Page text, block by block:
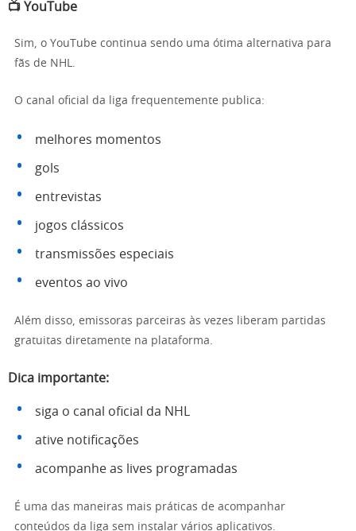
📺 YouTube
Sim, o YouTube continua sendo uma ótima alternativa para
fãs de NHL.
O canal oficial da liga frequentemente publica:
melhores momentos
gols
entrevistas
jogos clássicos
transmissões especiais
eventos ao vivo
Além disso, emissoras parceiras às vezes liberam partidas
gratuitas diretamente na plataforma.
Dica importante:
siga o canal oficial da NHL
ative notificações
acompanhe as lives programadas
É uma das maneiras mais práticas de acompanhar
conteúdos da liga sem instalar vários aplicativos.